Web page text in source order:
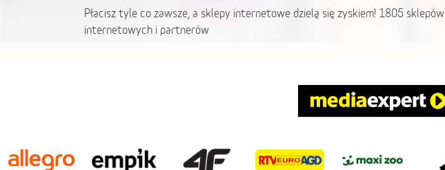
Płacisz tyle co zawsze, a sklepy internetowe dzielą się zyskiem! 1805 sklepów
internetowych i partnerów